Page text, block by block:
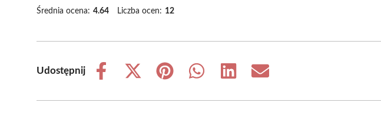
Średnia ocena: 4.64 Liczba ocen: 12
Udostępnij
Share
Share
(Twitter)
Share
Share
Share
Share